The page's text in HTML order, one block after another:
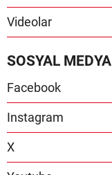
Videolar
SOSYAL MEDYA
Facebook
Instagram
X